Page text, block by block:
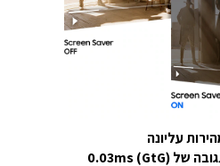
עליונה